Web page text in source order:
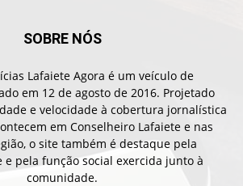
SOBRE NÓS
Lafaiete Agora é um veículo de
em 12 de agosto de 2016. Projetado
e velocidade à cobertura jornalística
em Conselheiro Lafaiete e nas
o site também é destaque pela
pela função social exercida junto à
comunidade.